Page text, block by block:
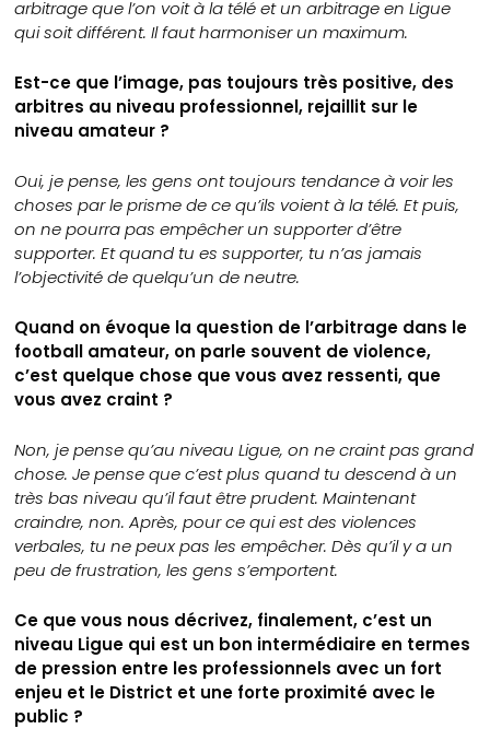
arbitrage que l’on voit à la télé et un arbitrage en Ligue
qui soit différent. Il faut harmoniser un maximum.
Est-ce que l’image, pas toujours très positive, des
arbitres au niveau professionnel, rejaillit sur le
niveau amateur ?
Oui, je pense, les gens ont toujours tendance à voir les
choses par le prisme de ce qu’ils voient à la télé. Et puis,
on ne pourra pas empêcher un supporter d’être
supporter. Et quand tu es supporter, tu n’as jamais
l’objectivité de quelqu’un de neutre.
Quand on évoque la question de l’arbitrage dans le
football amateur, on parle souvent de violence,
c’est quelque chose que vous avez ressenti, que
vous avez craint ?
Non, je pense qu’au niveau Ligue, on ne craint pas grand
chose. Je pense que c’est plus quand tu descend à un
très bas niveau qu’il faut être prudent. Maintenant
craindre, non. Après, pour ce qui est des violences
verbales, tu ne peux pas les empêcher. Dès qu’il y a un
peu de frustration, les gens s’emportent.
Ce que vous nous décrivez, finalement, c’est un
niveau Ligue qui est un bon intermédiaire en termes
de pression entre les professionnels avec un fort
enjeu et le District et une forte proximité avec le
public ?